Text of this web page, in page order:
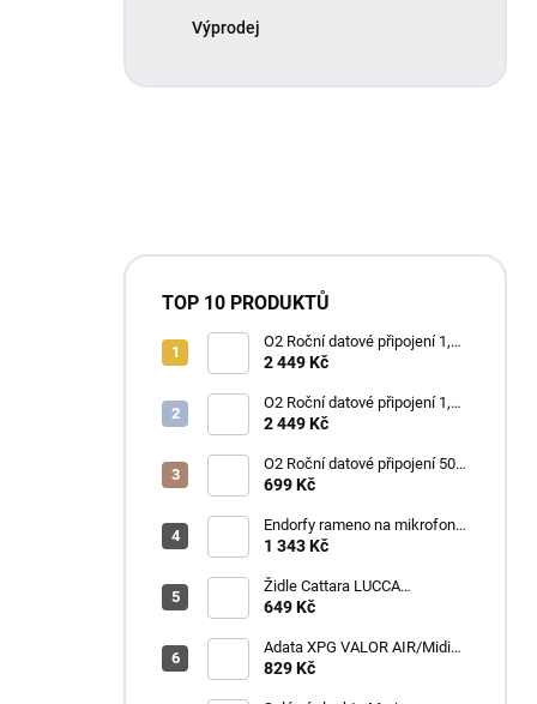
Výprodej
TOP 10 PRODUKTŮ
O2 Roční datové připojení 1,2
TB
2 449 Kč
O2 Roční datové připojení 1,2
TB
2 449 Kč
O2 Roční datové připojení 50
GB
699 Kč
Endorfy rameno na mikrofon
Broadcast Low Profile Boom
hlava / černý
1 343 Kč
Židle Cattara LUCCA
kempingová skládací modrá
649 Kč
Adata XPG VALOR AIR/Midi
Tower/Transpar./Černá
829 Kč